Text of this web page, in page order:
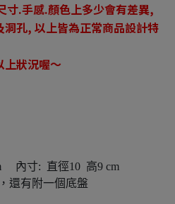
寸.手感.顏色上多少會有差異,
孔, 以上皆為正常商品設計特
上狀況喔～
內寸: 直徑10 高9 cm
還有附一個底盤